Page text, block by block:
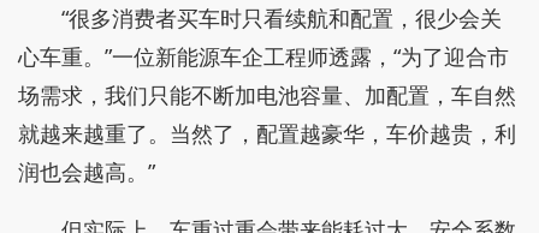
“很多消费者买车时只看续航和配置，很少会关
心车重。”一位新能源车企工程师透露，“为了迎合市
场需求，我们只能不断加电池容量、加配置，车自然
就越来越重了。当然了，配置越豪华，车价越贵，利
润也会越高。”